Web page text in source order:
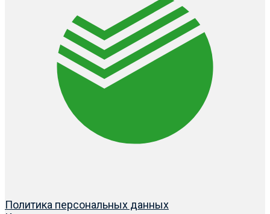
Политика персональных данных